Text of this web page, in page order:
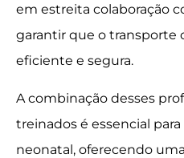
em estreita colaboração
garantir que o transporte
eficiente e segura.
A combinação desses
treinados é essencial
neonatal, oferecendo